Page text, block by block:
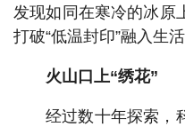
发现如同在寒冷的冰原
打破“低温封印”融入生
火山口上“绣花”
经过数十年探索，